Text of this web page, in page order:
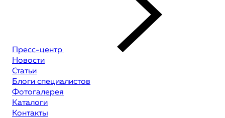
Пресс-центр
Новости
Статьи
Блоги специалистов
Фотогалерея
Каталоги
Контакты